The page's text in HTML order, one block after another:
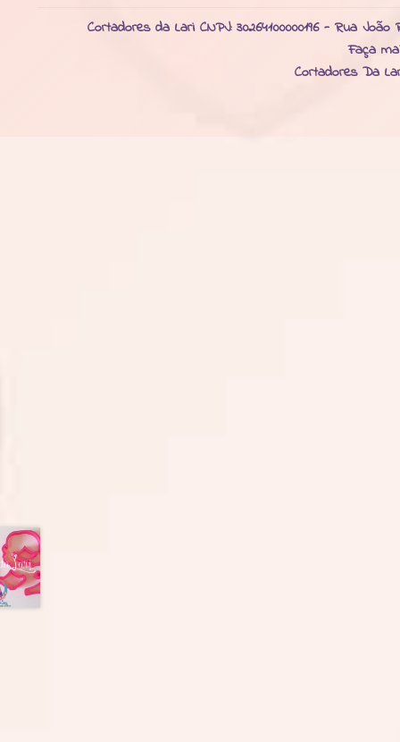
Cortadores da Lari CNPJ: 30264100000196 - Rua
Faça
Cortadores Da